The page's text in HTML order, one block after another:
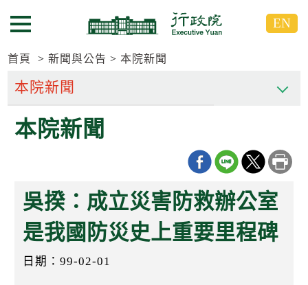
到
要
區
到
要
區
選單按鈕 EN
首頁 新聞與公告 本院新聞
本院新聞
吳揆：成立災害防救辦公室
是我國防災史上重要里程碑
日期：99-02-01